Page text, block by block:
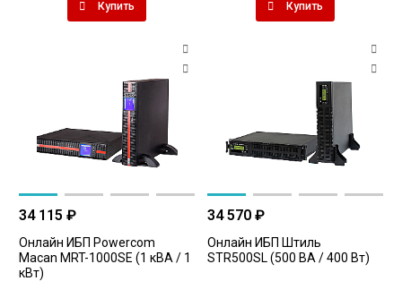
Купить Купить
34 115 ₽
Онлайн ИБП Powercom
Macan MRT-1000SE (1 кВА / 1
кВт)
34 570 ₽
Онлайн ИБП Штиль
STR500SL (500 ВА / 400 Вт)